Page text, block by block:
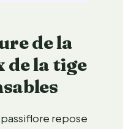
de la
de la tige
passiflore repose